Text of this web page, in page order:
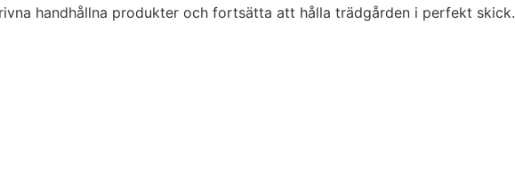
handhållna produkter och fortsätta att hålla trädgården i perfekt skick.